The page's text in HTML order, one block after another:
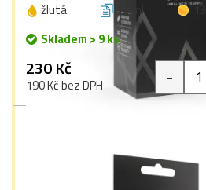
žlutá 12 ml
Skladem > 9 ks
230 Kč
190 Kč bez DPH -